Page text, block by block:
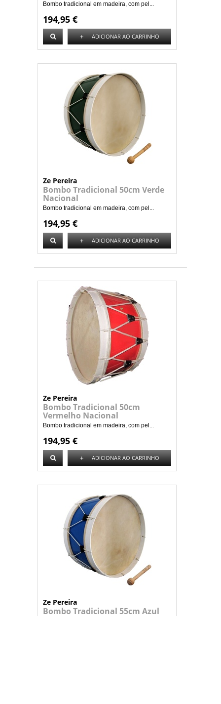
Bombo tradicional em madeira, com pel...
194,95 €
+ ADICIONAR AO CARRINHO
Ze Pereira
Bombo Tradicional 50cm Verde
Nacional
Bombo tradicional em madeira, com pel...
194,95 €
+ ADICIONAR AO CARRINHO
Ze Pereira
Bombo Tradicional 50cm
Vermelho Nacional
Bombo tradicional em madeira, com pel...
194,95 €
+ ADICIONAR AO CARRINHO
Ze Pereira
Bombo Tradicional 55cm Azul